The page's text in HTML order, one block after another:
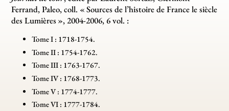
Ferrand, Paleo, coll. «Sources de l’histoire de France le siècle
des Lumières », 2004-2006, 6 vol. :
Tome I : 1718-1754.
Tome II : 1754-1762.
Tome III : 1763-1767.
Tome IV : 1768-1773.
Tome V : 1774-1777.
Tome VI : 1777-1784.